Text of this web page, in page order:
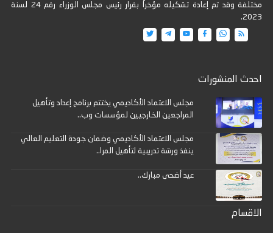
مختلفة وقد تم إعادة تشكيله مؤخراُ بقرار رئيس مجلس الوزراء رقم 24 لسنة
2023.
احدث المنشورات
مجلس الاعتماد الأكاديمي يختتم برنامج إعداد وتأهيل
المراجعين الخارجيين لمؤسسات وب..
مجلس الاعتماد الأكاديمي وضمان جودة التعليم العالي
ينفذ ورشة تدريبية لتأهيل المرا..
عيد أضحى مبارك..
الاقسام